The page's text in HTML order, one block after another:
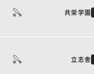
共栄学園
立志舎